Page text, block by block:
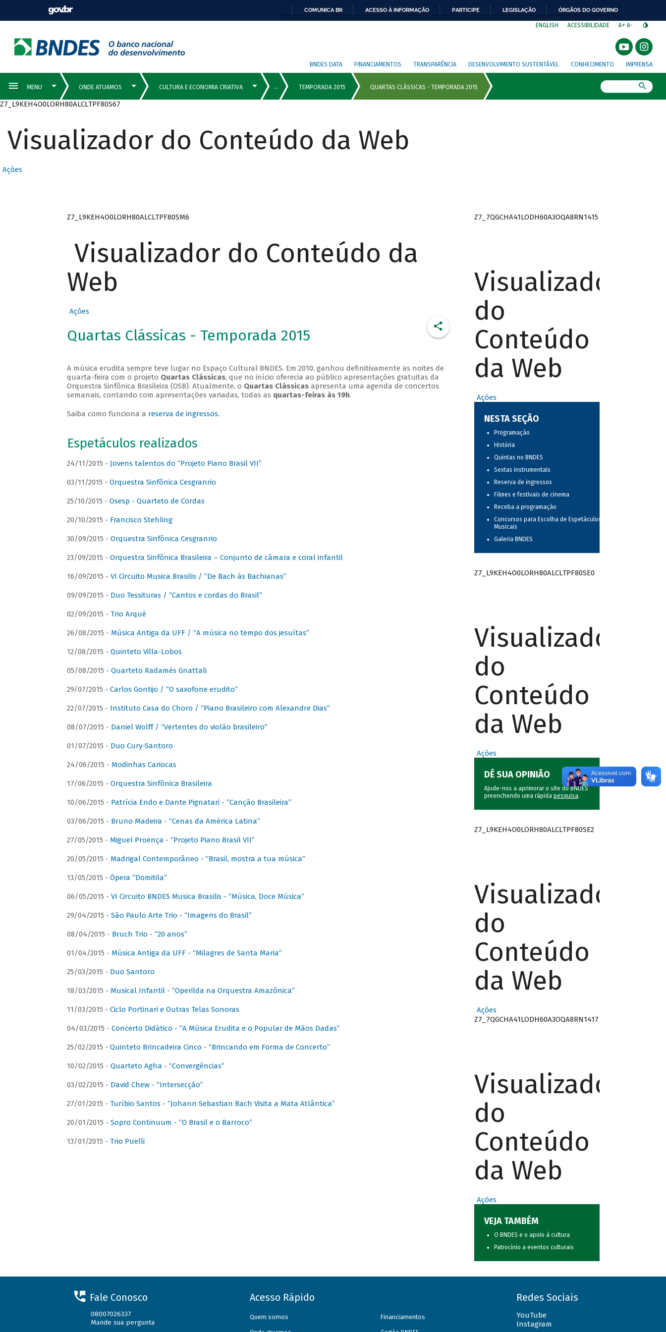
COMUNICA BR ACESSO À INFORMAÇÃO PARTICIPE LEGISLAÇÃO ÓRGÃOS DO GOVERNO
ENGLISH ACESSIBILIDADE A+ A-
BNDES DATA FINANCIAMENTOS TRANSPARÊNCIA DESENVOLVIMENTO SUSTENTÁVEL CONHECIMENTO IMPRENSA
Z7_L9KEH4O0LORH80ALCLTPF80S67
Visualizador do Conteúdo da Web
Ações
Z7_L9KEH4O0LORH80ALCLTPF80SM6
Visualizador do Conteúdo da
Web
Ações
Quartas Clássicas - Temporada 2015
A música erudita sempre teve lugar no Espaço Cultural BNDES. Em 2010, ganhou definitivamente as noites de
quarta-feira com o projeto Quartas Clássicas, que no início oferecia ao público apresentações gratuitas da
Orquestra Sinfônica Brasileira (OSB). Atualmente, o Quartas Clássicasapresenta uma agenda de concertos
semanais, contando com apresentações variadas, todas as quartas-feiras às 19h.
Saiba como funciona a reserva de ingressos.
Espetáculos realizados
24/11/2015 - Jovens talentos do “Projeto Piano Brasil VII”
03/11/2015 - Orquestra Sinfônica Cesgranrio
25/10/2015 - Osesp - Quarteto de Cordas
20/10/2015 - Francisco Stehling
30/09/2015 - Orquestra Sinfônica Cesgranrio
23/09/2015 - Orquestra Sinfônica Brasileira – Conjunto de câmara e coral infantil
16/09/2015 - VI Circuito Musica Brasilis / “De Bach às Bachianas”
09/09/2015 - Duo Tessituras / “Cantos e cordas do Brasil”
02/09/2015 - Trio Arqué
26/08/2015 - Música Antiga da UFF / “A música no tempo dos jesuítas”
12/08/2015 - Quinteto Villa-Lobos
05/08/2015 - Quarteto Radamés Gnattali
29/07/2015 - Carlos Gontijo / “O saxofone erudito”
22/07/2015 - Instituto Casa do Choro / “Piano Brasileiro com Alexandre Dias”
08/07/2015 - Daniel Wolff / “Vertentes do violão brasileiro”
01/07/2015 - Duo Cury-Santoro
24/06/2015 - Modinhas Cariocas
17/06/2015 - Orquestra Sinfônica Brasileira
10/06/2015 - Patrícia Endo e Dante Pignatari - “Canção Brasileira”
03/06/2015 - Bruno Madeira - “Cenas da América Latina”
27/05/2015 - Miguel Proença - “Projeto Piano Brasil VII”
20/05/2015 - Madrigal Contemporâneo - “Brasil, mostra a tua música”
13/05/2015 - Ópera “Domitila”
06/05/2015 - VI Circuito BNDES Musica Brasilis - “Música, Doce Música”
29/04/2015 - São Paulo Arte Trio - “Imagens do Brasil”
08/04/2015 - Bruch Trio - “20 anos”
01/04/2015 - Música Antiga da UFF - “Milagres de Santa Maria”
25/03/2015 - Duo Santoro
18/03/2015 - Musical Infantil - “Operilda na Orquestra Amazônica”
11/03/2015 - Ciclo Portinari e Outras Telas Sonoras
04/03/2015 - Concerto Didático - “A Música Erudita e o Popular de Mãos Dadas”
25/02/2015 - Quinteto Brincadeira Cinco - “Brincando em Forma de Concerto”
10/02/2015 - Quarteto Agha - “Convergências”
03/02/2015 - David Chew - “Intersecção”
27/01/2015 - Turíbio Santos - “Johann Sebastian Bach Visita a Mata Atlântica”
20/01/2015 - Sopro Continuum - “O Brasil e o Barroco”
13/01/2015 - Trio Puelli
Z7_7QGCHA41LODH60A3OQA8RN1415
Visualizador
do
Conteúdo
da Web
Ações
NESTA SEÇÃO
Programação
História
Quintas no BNDES
Sextas instrumentais
Reserva de ingressos
Filmes e festivais de cinema
Receba a programação
Concursos para Escolha de Espetáculos
Musicais
Galeria BNDES
Z7_L9KEH4O0LORH80ALCLTPF80SE0
Visualizador
do
Conteúdo
da Web
Ações
DÊ SUA OPINIÃO
Ajude-nos a aprimorar o site do BNDES
preenchendo uma rápida pesquisa.
Z7_L9KEH4O0LORH80ALCLTPF80SE2
Visualizador
do
Conteúdo
da Web
Ações
Z7_7QGCHA41LODH60A3OQA8RN1417
Visualizador
do
Conteúdo
da Web
Ações
VEJA TAMBÉM
O BNDES e o apoio à cultura
Patrocínio a eventos culturais
Fale Conosco
08007026337
Mande sua pergunta
Acesso Rápido
Quem somos Financiamentos
Redes Sociais
YouTube
Instagram